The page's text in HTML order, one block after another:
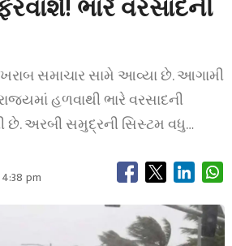
ભારે વરસાદની
સમાચાર સામે આવ્યા છે. આગામી
હળવાથી ભારે વરસાદની
છે. અરબી સમુદ્રની સિસ્ટમ વધુ…
pm